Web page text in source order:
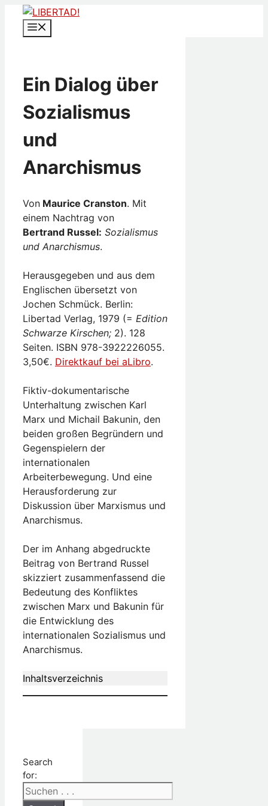
Zum
Inhalt
springen
Ein Dialog über
Sozialismus
und
Anarchismus
Von Maurice Cranston. Mit
einem Nachtrag von
Bertrand Russel: Sozialismus
und Anarchismus.
Herausgegeben und aus dem
Englischen übersetzt von
Jochen Schmück. Berlin:
Libertad Verlag, 1979 (= Edition
Schwarze Kirschen; 2). 128
Seiten. ISBN 978-3922226055.
3,50€. Direktkauf bei aLibro.
Fiktiv-dokumentarische
Unterhaltung zwischen Karl
Marx und Michail Bakunin, den
beiden großen Begründern und
Gegenspielern der
internationalen
Arbeiterbewegung. Und eine
Herausforderung zur
Diskussion über Marxismus und
Anarchismus.
Der im Anhang abgedruckte
Beitrag von Bertrand Russel
skizziert zusammenfassend die
Bedeutung des Konfliktes
zwischen Marx und Bakunin für
die Entwicklung des
internationalen Sozialismus und
Anarchismus.
Inhaltsverzeichnis
Search
for: